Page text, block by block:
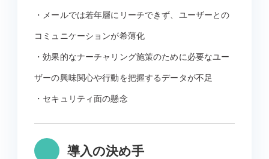
・メールでは若年層にリーチできず、ユーザーとの
コミュニケーションが希薄化
・効果的なナーチャリング施策のために必要なユー
ザーの興味関心や行動を把握するデータが不足
・セキュリティ面の懸念
導入の決め手